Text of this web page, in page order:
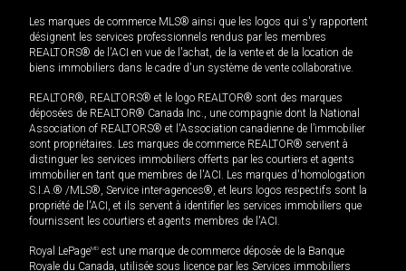
Les marques de commerce MLS® ainsi que les logos qui s'y rapportent
désignent les services professionnels rendus par les membres
REALTORS® de l'ACI en vue de l'achat, de la vente et de la location de
biens immobiliers dans le cadre d'un système de vente collaborative.
REALTOR®, REALTORS® et le logo REALTOR® sont des marques
déposées de REALTOR® Canada Inc., une compagnie dont la National
Association of REALTORS® et l'Association canadienne de l’immobilier
sont propriétaires. Les marques de commerce REALTOR® servent à
distinguer les services immobiliers offerts par les courtiers et agents
immobilier en tant que membres de l'ACI. Les marques d'homologation
S.I.A.® /MLS®, Service inter-agences®, et leurs logos respectifs sont la
propriété de l'ACI, et ils servent à identifier les services immobiliers que
fournissent les courtiers et agents membres de l'ACI.
Royal LePageMD est une marque de commerce déposée de la Banque
Royale du Canada, utilisée sous licence par les Services immobiliers